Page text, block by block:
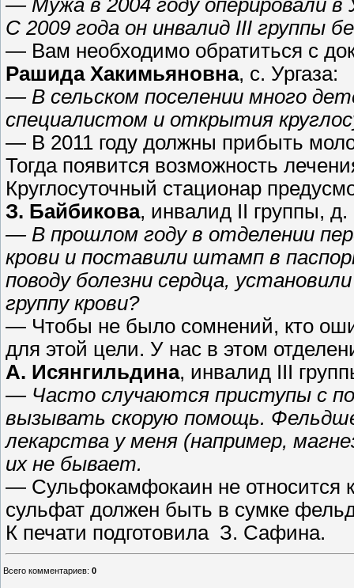
— Мужа в 2004 году оперировали
С 2009 года он инвалид III группы
— Вам необходимо обратиться с
Рашида Хакимьяновна, с. Ургаза:
— В сельском поселении много
специалистом и открытия
— В 2011 году должны прибыть
Тогда появится возможность
Круглосуточный стационар
З. Байбикова, инвалид II группы,
— В прошлом году в отделении
крови и поставили штамп в
поводу болезни сердца,
группу крови?
— Чтобы не было сомнений, кто
для этой цели. У нас в этом
А. Исянгильдина, инвалид III
— Часто случаются приступы с
вызывать скорую помощь.
лекарства у меня (например,
их не бывает.
— Сульфокамфокаин не относится
сульфат должен быть в сумке
К печати подготовила З. Сафина.
Всего комментариев: 0